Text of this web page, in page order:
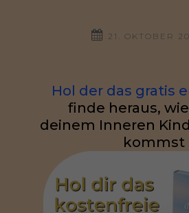
21. OKTOBER
Hol der das gratis
finde heraus,
deinem Inneren
kommst